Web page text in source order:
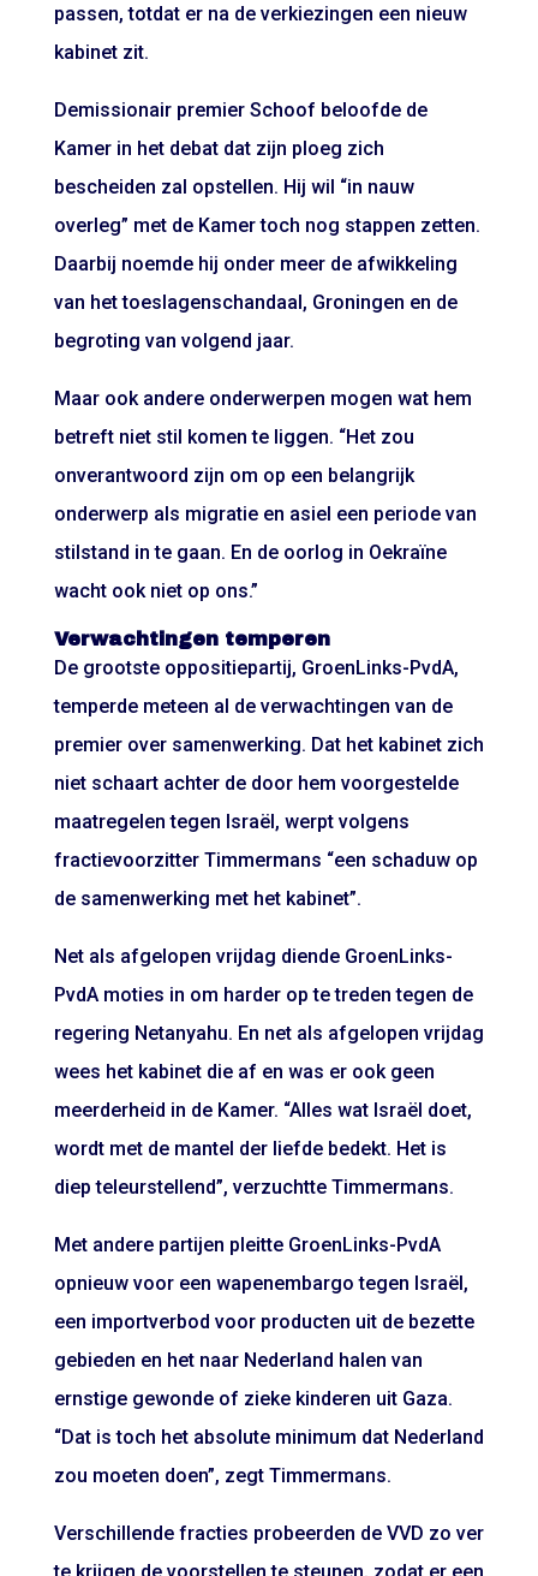
passen, totdat er na de verkiezingen een nieuw
kabinet zit.
Demissionair premier Schoof beloofde de
Kamer in het debat dat zijn ploeg zich
bescheiden zal opstellen. Hij wil “in nauw
overleg” met de Kamer toch nog stappen zetten.
Daarbij noemde hij onder meer de afwikkeling
van het toeslagenschandaal, Groningen en de
begroting van volgend jaar.
Maar ook andere onderwerpen mogen wat hem
betreft niet stil komen te liggen. “Het zou
onverantwoord zijn om op een belangrijk
onderwerp als migratie en asiel een periode van
stilstand in te gaan. En de oorlog in Oekraïne
wacht ook niet op ons.”
Verwachtingen temperen
De grootste oppositiepartij, GroenLinks-PvdA,
temperde meteen al de verwachtingen van de
premier over samenwerking. Dat het kabinet zich
niet schaart achter de door hem voorgestelde
maatregelen tegen Israël, werpt volgens
fractievoorzitter Timmermans “een schaduw op
de samenwerking met het kabinet”.
Net als afgelopen vrijdag diende GroenLinks-
PvdA moties in om harder op te treden tegen de
regering Netanyahu. En net als afgelopen vrijdag
wees het kabinet die af en was er ook geen
meerderheid in de Kamer. “Alles wat Israël doet,
wordt met de mantel der liefde bedekt. Het is
diep teleurstellend”, verzuchtte Timmermans.
Met andere partijen pleitte GroenLinks-PvdA
opnieuw voor een wapenembargo tegen Israël,
een importverbod voor producten uit de bezette
gebieden en het naar Nederland halen van
ernstige gewonde of zieke kinderen uit Gaza.
“Dat is toch het absolute minimum dat Nederland
zou moeten doen”, zegt Timmermans.
Verschillende fracties probeerden de VVD zo ver
te krijgen de voorstellen te steunen, zodat er een